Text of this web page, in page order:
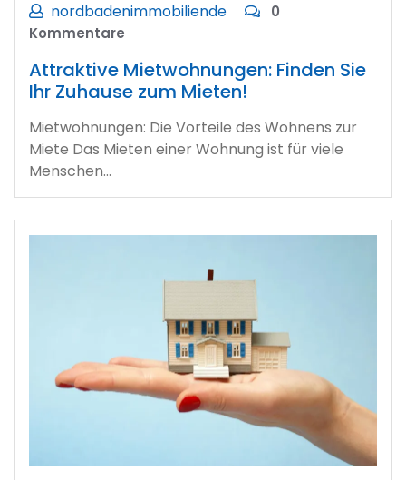
nordbadenimmobiliende
0
Kommentare
Attraktive Mietwohnungen: Finden Sie
Ihr Zuhause zum Mieten!
Mietwohnungen: Die Vorteile des Wohnens zur
Miete Das Mieten einer Wohnung ist für viele
Menschen…